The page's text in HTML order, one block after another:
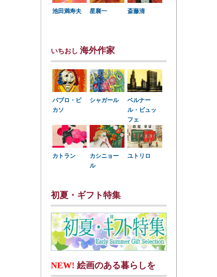
池田満寿夫 星襄一 斎藤清
いちおし 海外作家
パブロ・ピ
カソ
シャガール
ベルナー
ル・ビュッ
フェ
カトラン
カシニョー
ル
ユトリロ
初夏・ギフト特集
NEW! 絵画のある暮らしを